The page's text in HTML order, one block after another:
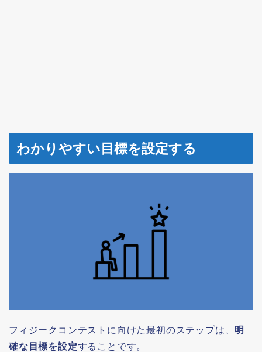
わかりやすい目標を設定する
フィジークコンテストに向けた最初のステップは、 明
確な目標を設定することです。